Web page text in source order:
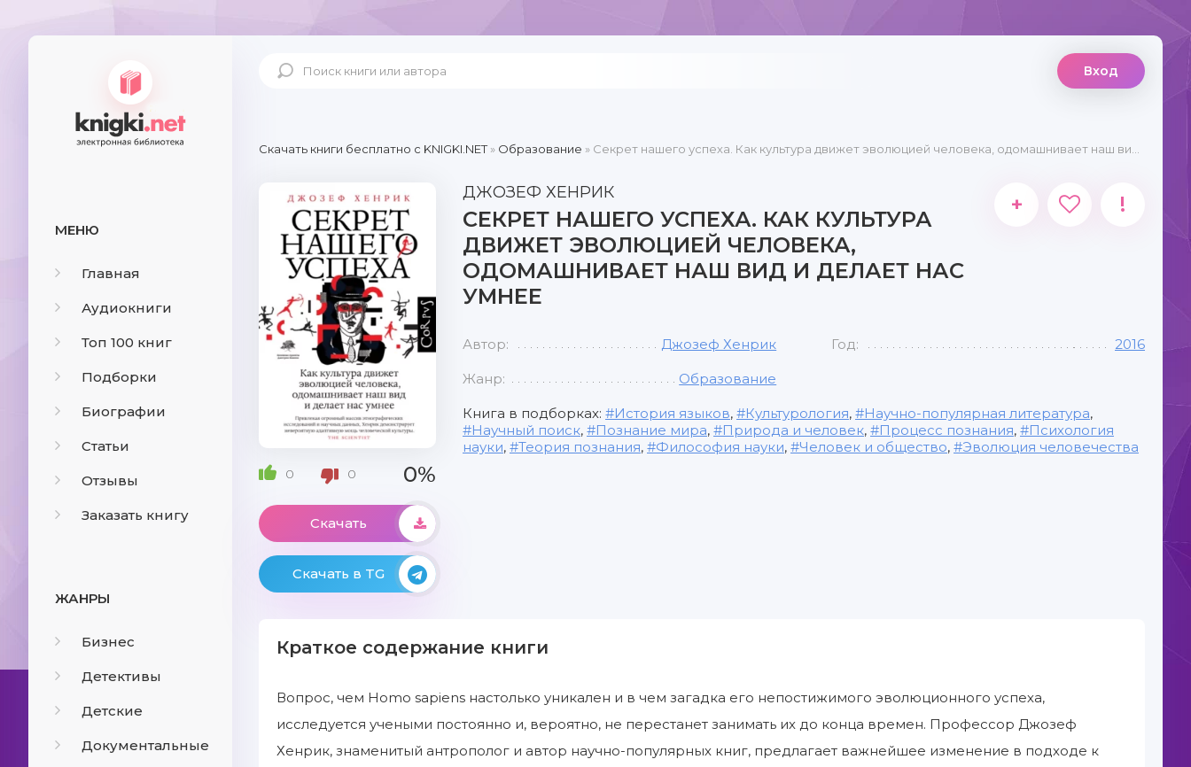
МЕНЮ
Главная
Аудиокниги
Топ 100 книг
Подборки
Биографии
Статьи
Отзывы
Заказать книгу
ЖАНРЫ
Бизнес
Детективы
Детские
Документальные
Вход
Скачать книги бесплатно c KNIGKI.NET» Образование » Секрет нашего успеха. Как культура движет эволюцией человека, одомашнивает наш вид и делает нас умнее
0 0 0%
Скачать
Скачать в TG
ДЖОЗЕФ ХЕНРИК
СЕКРЕТ НАШЕГО УСПЕХА. КАК КУЛЬТУРА
ДВИЖЕТ ЭВОЛЮЦИЕЙ ЧЕЛОВЕКА,
ОДОМАШНИВАЕТ НАШ ВИД И ДЕЛАЕТ НАС
УМНЕЕ
+ !
Автор: Джозеф Хенрик Год: 2016
Жанр: Образование
Книга в подборках: История языков, Культурология, Научно-популярная литература,
Научный поиск, Познание мира, Природа и человек, Процесс познания,
Психология
науки, Теория познания, Философия науки, Человек и общество, Эволюция человечества
Краткое содержание книги
Вопрос, чем Homo sapiens настолько уникален и в чем загадка его непостижимого эволюционного успеха,
исследуется учеными постоянно и, вероятно, не перестанет занимать их до конца времен. Профессор Джозеф
Хенрик, знаменитый антрополог и автор научно-популярных книг, предлагает важнейшее изменение в подходе к